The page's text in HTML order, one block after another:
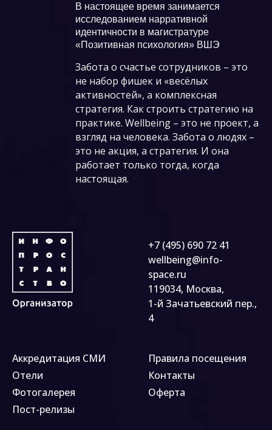
В настоящее время занимается
исследованием нарративной
идентичности в магистратуре
«Позитивная психология» ВШЭ
Забота о счастье сотрудников – это
не набор фишек и «весёлых
активностей», а комплексная
стратегия. Как строить стратегию на
практике. Wellbeing – это не проект, а
взгляд на человека. Забота о людях –
это не акция, а стратегия. И она
работает только тогда, когда
настоящая.
+7 (495) 690 72 41
wellbeing@info-
space.ru
119034, Москва,
1-й Зачатьевский пер.,
4
Аккредитация СМИ
Отели
Фотогалерея
Пост-релизы
Правила посещения
Контакты
Оферта